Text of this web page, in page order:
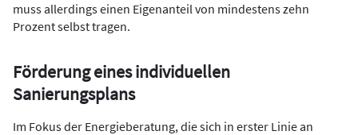
muss allerdings einen Eigenanteil von mindestens zehn
Prozent selbst tragen.
Förderung eines individuellen
Sanierungsplans
Im Fokus der Energieberatung, die sich in erster Linie an